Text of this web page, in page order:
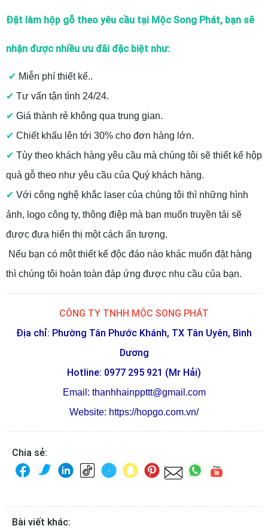
Đặt làm hộp gỗ theo yêu cầu tại Mộc Song Phát, bạn sẽ
nhận được nhiều ưu đãi đặc biệt như:
✔ Miễn phí thiết kế..
✔ Tư vấn tận tình 24/24.
✔ Giá thành rẻ không qua trung gian.
✔ Chiết khấu lên tới 30% cho đơn hàng lớn.
✔ Tùy theo khách hàng yêu cầu mà chúng tôi sẽ thiết kế hộp
quà gỗ theo như yêu cầu của Quý khách hàng.
✔ Với công nghệ khắc laser của chúng tôi thì những hình
ảnh, logo công ty, thông điệp mà bạn muốn truyền tải sẽ
được đưa hiển thị một cách ấn tượng.
Nếu bạn có một thiết kế độc đáo nào khác muốn đặt hàng
thì chúng tôi hoàn toàn đáp ứng được nhu cầu của bạn.
CÔNG TY TNHH MỘC SONG PHÁT
Địa chỉ: Phường Tân Phước Khánh, TX Tân Uyên, Bình
Dương
Hotline: 0977 295 921 (Mr Hải)
Email: thanhhainppttt@gmail.com
Website: https://hopgo.com.vn/
Chia sẻ:
Bài viết khác: